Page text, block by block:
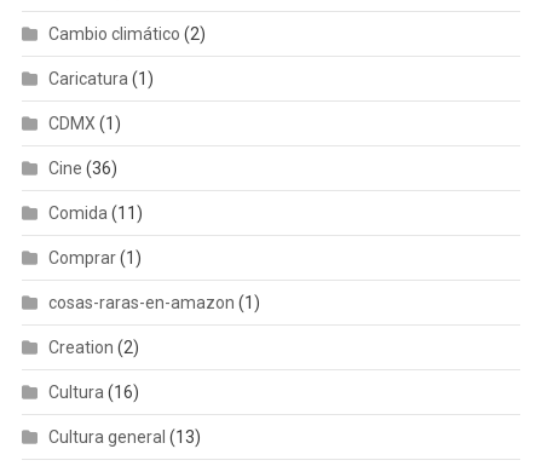
Cambio climático (2)
Caricatura (1)
CDMX (1)
Cine (36)
Comida (11)
Comprar(1)
cosas-raras-en-amazon (1)
Creation (2)
Cultura (16)
Cultura general (13)